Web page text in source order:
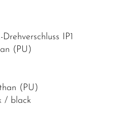
Drehverschluss IP1
(PU)
(PU)
/ black